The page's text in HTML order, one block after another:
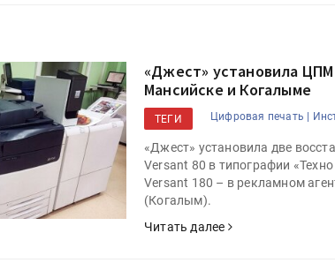
«Джест» установила
Мансийске и Когалыме
ТЕГИ Цифровая печать |
«Джест» установила две
Versant 80 в типографии
Versant 180 – в рекламном
(Когалым).
Читать далее
запущен в компании «Сказитель»